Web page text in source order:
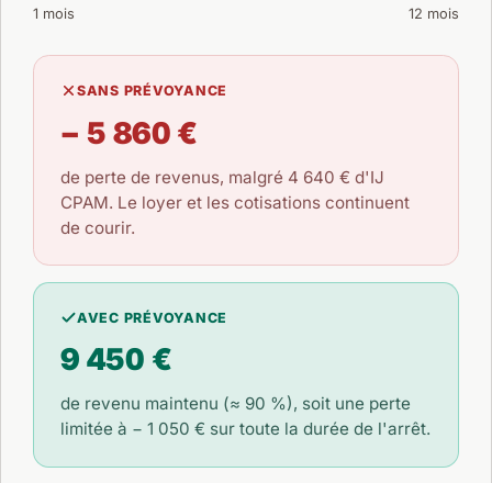
1 mois 12 mois
SANS PRÉVOYANCE
− 5 860 €
de perte de revenus, malgré 4 640 € d'IJ
CPAM. Le loyer et les cotisations continuent
de courir.
AVEC PRÉVOYANCE
9 450 €
de revenu maintenu (≈ 90 %), soit une perte
limitée à − 1 050 € sur toute la durée de l'arrêt.